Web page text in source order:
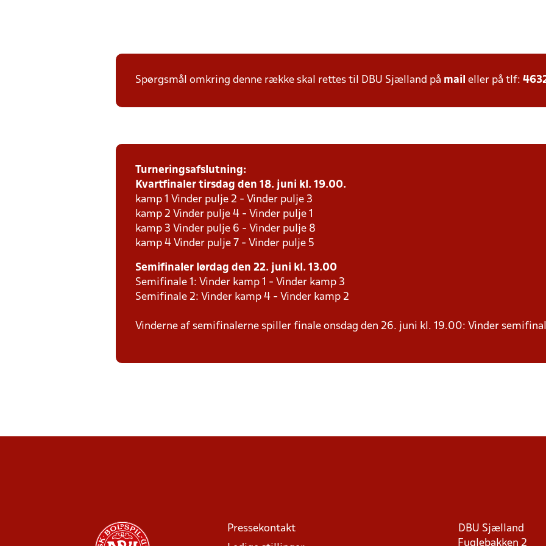
Spørgsmål omkring denne række skal rettes til DBU Sjælland på mail eller på tlf:
Turneringsafslutning:
Kvartfinaler tirsdag den 18. juni kl. 19.00.
kamp 1 Vinder pulje 2 - Vinder pulje 3
kamp 2 Vinder pulje 4 - Vinder pulje 1
kamp 3 Vinder pulje 6 - Vinder pulje 8
kamp 4 Vinder pulje 7 - Vinder pulje 5
Semifinaler lørdag den 22. juni kl. 13.00
Semifinale 1: Vinder kamp 1 - Vinder kamp 3
Semifinale 2: Vinder kamp 4 - Vinder kamp 2
Vinderne af semifinalerne spiller finale onsdag den 26. juni kl. 19.00: Vinder
Pressekontakt
DBU Sjælland
Fuglebakken 2